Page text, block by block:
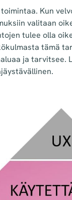
Kun
valitaan
tulee olla
tämä
ja tarvitsee.